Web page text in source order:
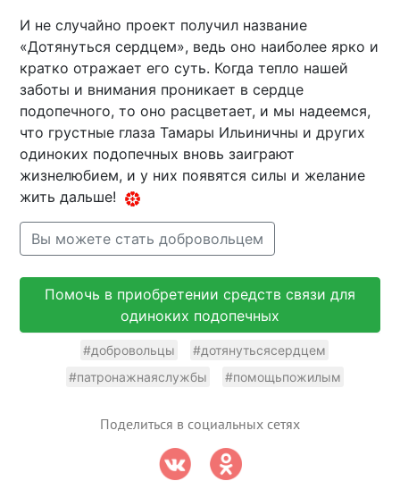
И не случайно проект получил название
«Дотянуться сердцем», ведь оно наиболее ярко и
кратко отражает его суть. Когда тепло нашей
заботы и внимания проникает в сердце
подопечного, то оно расцветает, и мы надеемся,
что грустные глаза Тамары Ильиничны и других
одиноких подопечных вновь заиграют
жизнелюбием, и у них появятся силы и желание
жить дальше!
Вы можете стать добровольцем
Помочь в приобретении средств связи для
одиноких подопечных
#добровольцы
#дотянутьсясердцем
#патронажнаяслужбы
#помощьпожилым
Поделиться в социальных сетях